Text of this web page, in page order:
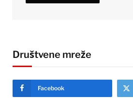
Društvene mreže
Facebook